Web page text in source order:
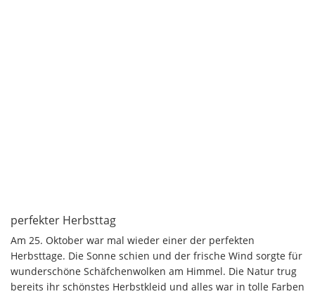
perfekter Herbsttag
Am 25. Oktober war mal wieder einer der perfekten
Herbsttage. Die Sonne schien und der frische Wind sorgte für
wunderschöne Schäfchenwolken am Himmel. Die Natur trug
bereits ihr schönstes Herbstkleid und alles war in tolle Farben